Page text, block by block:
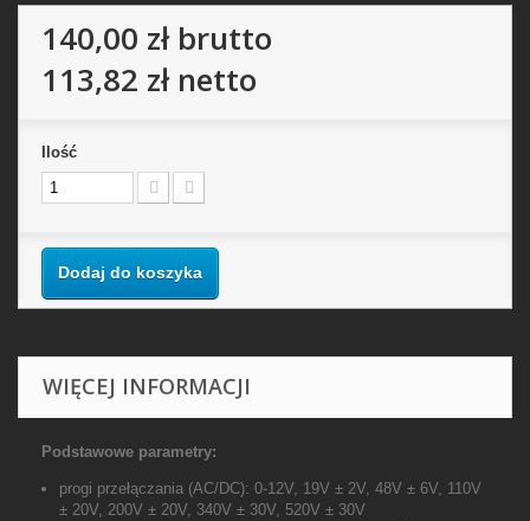
140,00 złbrutto
113,82 złnetto
Ilość
Dodaj do koszyka
WIĘCEJ INFORMACJI
Podstawowe parametry:
progi przełączania (AC/DC): 0-12V, 19V ± 2V, 48V ± 6V, 110V
± 20V, 200V ± 20V, 340V ± 30V, 520V ± 30V